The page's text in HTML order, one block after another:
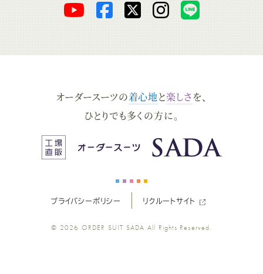
オ
ー
ス
ツ
オ
ー
ス
ー
オ
ー
ス
ー
ツ
オ
ー
ス
ツ
ス
ツ
オーダースーツの着心地と楽しさ を、
ひとりでも多くの方に。
プライバシーポリシー リクルートサイト
© 2026 ORDER SUIT SADA All Rights Reserved.